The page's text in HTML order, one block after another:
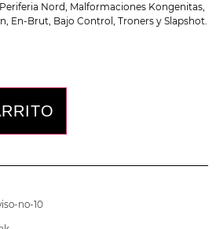
Nord, Malformaciones Kongenitas,
En-Brut, Bajo Control, Troners y Slapshot.
no-10